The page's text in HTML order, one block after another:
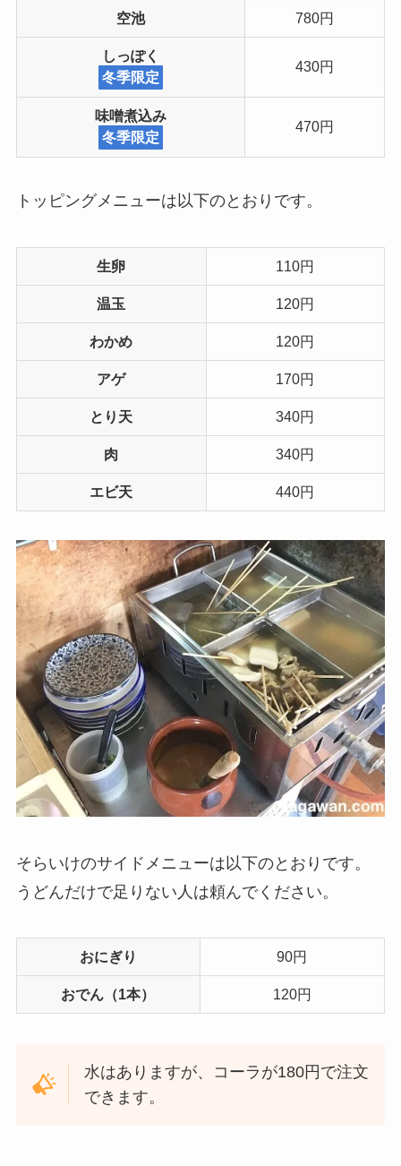
空池 780円
しっぽく
冬季限定
430円
味噌煮込み
冬季限定
470円
トッピングメニューは以下のとおりです。
生卵 110円
温玉 120円
わかめ 120円
アゲ 170円
とり天 340円
肉 340円
エビ天 440円
そらいけのサイドメニューは以下のとおりです。
うどんだけで足りない人は頼んでください。
おにぎり 90円
おでん（1本） 120円
水はありますが、コーラが180円で注文
できます。